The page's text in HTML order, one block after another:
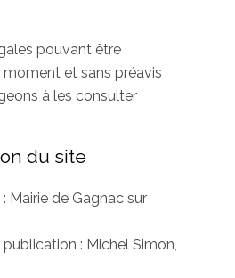
pouvant être
et sans préavis
à les consulter
du site
Mairie de Gagnac sur
: Michel Simon,